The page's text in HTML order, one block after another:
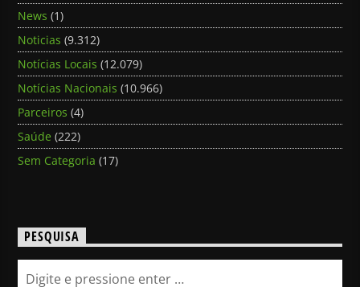
News (1)
Noticias (9.312)
Notícias Locais (12.079)
Notícias Nacionais (10.966)
Parceiros (4)
Saúde (222)
Sem Categoria (17)
PESQUISA